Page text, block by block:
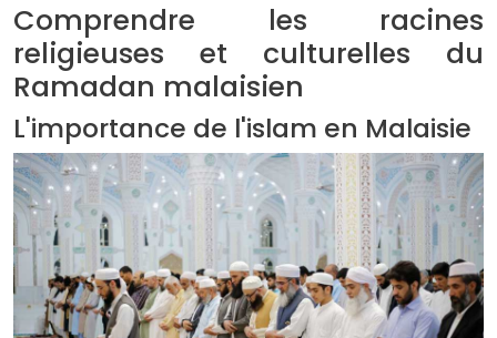
Comprendre les racines
religieuses et culturelles du
Ramadan malaisien
L'importance de l'islam en Malaisie